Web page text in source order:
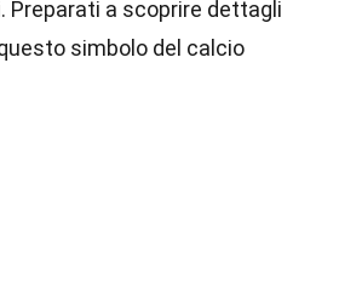
Preparati a scoprire dettagli
simbolo del calcio